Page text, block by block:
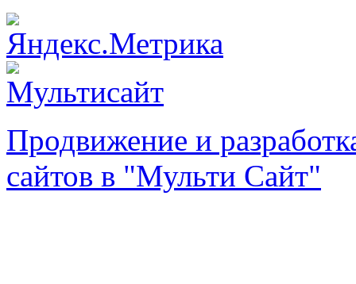
Продвижение и
сайтов в "Мульти Сайт"